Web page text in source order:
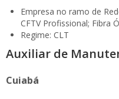
Empresa no ramo de
CFTV Profissional; Fibra
Regime: CLT
Auxiliar de
Cuiabá